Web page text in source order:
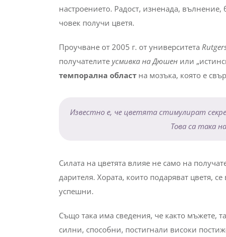
настроението. Радост, изненада, вълнение,
човек получи цветя.
Проучване от 2005 г. от университета
получателитеусмивка на Дюшенили
темпорална областна мозъка, която е
Известно е, че цветята стимулират
Това са така
Силата на цветята влияе не само на
дарителя. Хората, които подаряват цветя,
успешни.
Също така има сведения, че както мъжете,
силни, способни, постигнали високи